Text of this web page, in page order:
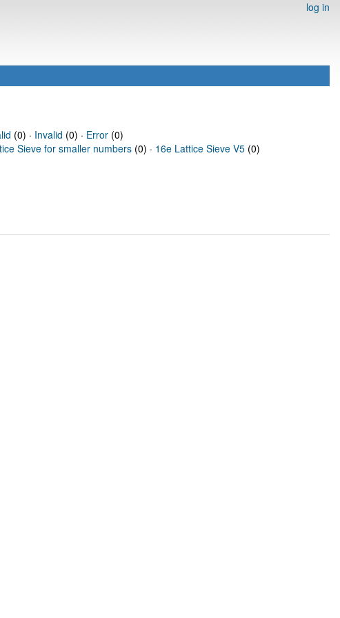
log in
(0) · Invalid (0) · Error(0)
Sieve for smaller numbers (0) · 16e Lattice Sieve V5 (0)